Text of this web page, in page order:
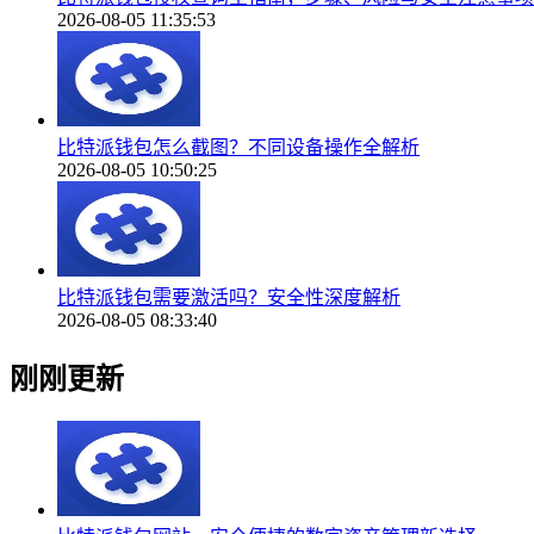
2026-08-05 11:35:53
比特派钱包怎么截图？不同设备操作全解析
2026-08-05 10:50:25
比特派钱包需要激活吗？安全性深度解析
2026-08-05 08:33:40
刚刚更新